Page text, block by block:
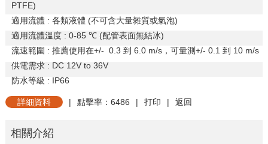
PTFE)
適用流體 : 各類液體 (不可含大量雜質或氣泡)
適用流體溫度: 0-85 ℃(配管表面無結冰)
流速範圍 : 推薦使用在+/- 0.3 到 6.0 m/s，可量測+/- 0.1 到 10 m/s
供電需求: DC 12V to 36V
防水等級 : IP66
詳細資料 | 點擊率：6486 | 打印 | 返回
相關介紹